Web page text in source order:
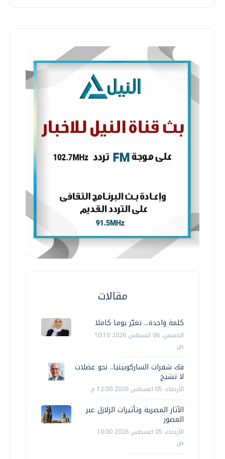
مقالات
كلمة واحدة... تغيّر يوما كاملا
الخميس، 06 اغسطس 2026 10:10
ص
فك شفرات الساركوبينيا.. نحو عضلات
لا تشيخ
الأربعاء، 05 اغسطس 2026 12:00 م
الآثار المصرية وتأثيرات الزلازل عبر
العصور
الأربعاء، 05 اغسطس 2026 10:00
ص